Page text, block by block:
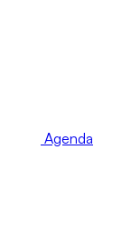
Agenda